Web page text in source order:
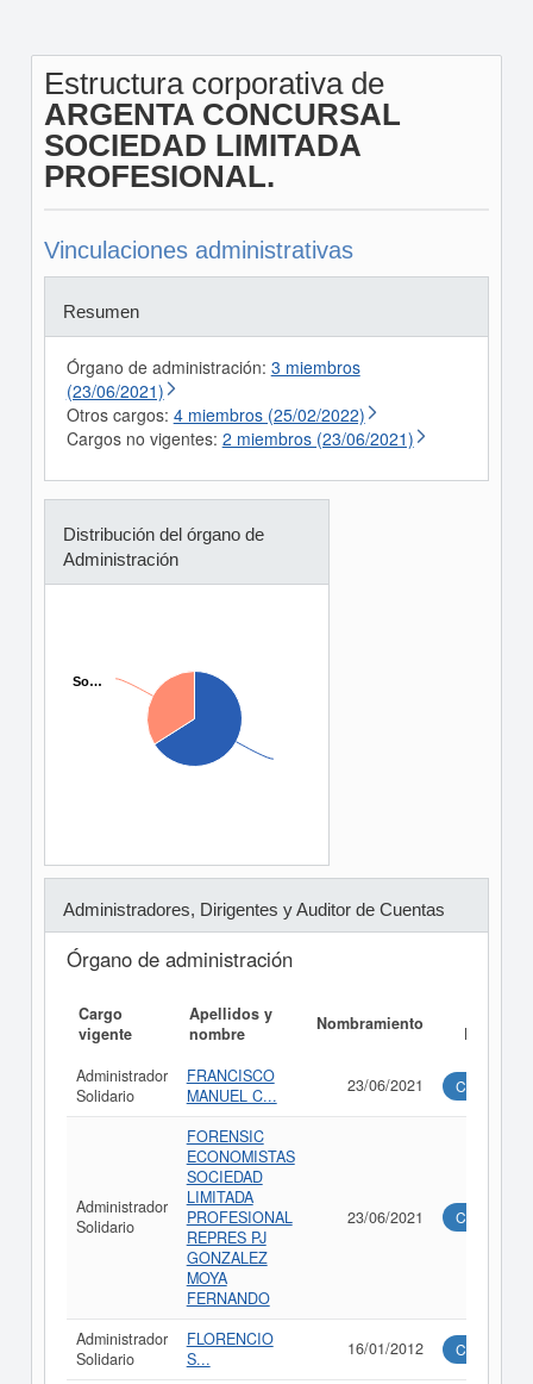
Estructura corporativa de
ARGENTA CONCURSAL
SOCIEDAD LIMITADA
PROFESIONAL.
Vinculaciones administrativas
Resumen
Órgano de administración: 3 miembros
(23/06/2021)
Otros cargos: 4 miembros (25/02/2022)
Cargos no vigentes: 2 miembros (23/06/2021)
Distribución del órgano de
Administración
So…
So…
Administradores, Dirigentes y Auditor de Cuentas
Órgano de administración
Cargo
vigente
Apellidos y
nombre
Nombramiento
Ejecutivo
Administrador
Solidario
FRANCISCO
MANUEL C...
23/06/2021 Consultar
Administrador
Solidario
FORENSIC
ECONOMISTAS
SOCIEDAD
LIMITADA
PROFESIONAL
REPRES PJ
GONZALEZ
MOYA
FERNANDO
23/06/2021 Consultar
Administrador
Solidario
FLORENCIO
S...
16/01/2012 Consultar